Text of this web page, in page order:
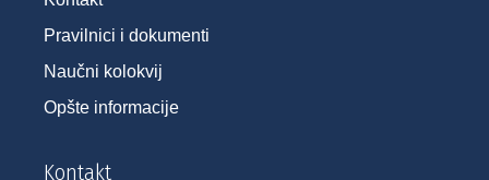
Pravilnici i dokumenti
Naučni kolokvij
Opšte informacije
Kontakt